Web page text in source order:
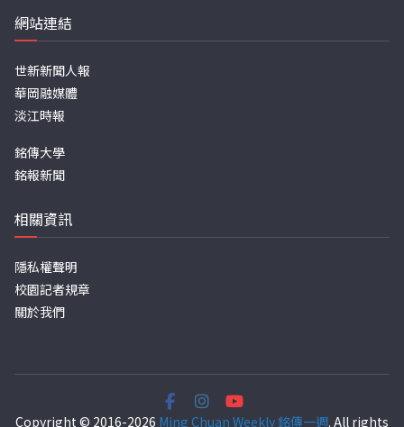
網站連結
世新新聞人報
華岡融媒體
淡江時報
銘傳大學
銘報新聞
相關資訊
隱私權聲明
校園記者規章
關於我們
Copyright © 2016-2026 Ming Chuan Weekly 銘傳一週. All rights